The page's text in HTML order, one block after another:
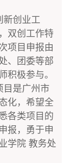
新创业工
双创工作特
项目申报由
、团委等部
积极参与。
目是广州市
化，希望全
各类项目的
报，勇于申
学院 教务处